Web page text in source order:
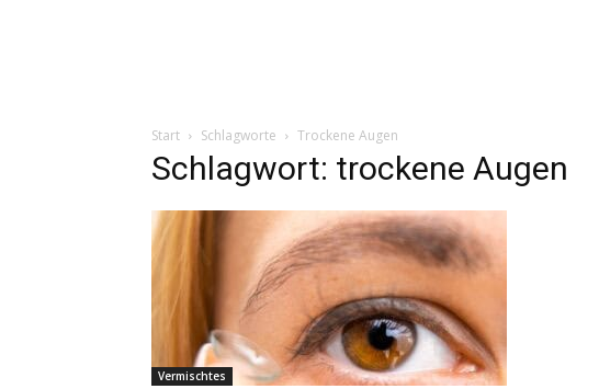
Start Schlagworte Trockene Augen
Schlagwort: trockene Augen
Vermischtes